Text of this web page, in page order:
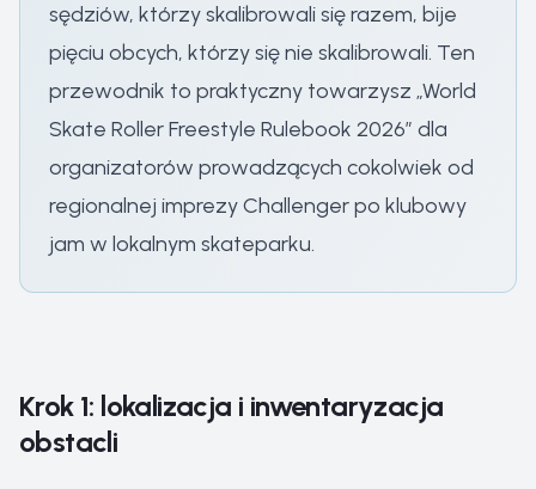
sędziów, którzy skalibrowali się razem, bije
pięciu obcych, którzy się nie skalibrowali. Ten
przewodnik to praktyczny towarzysz „World
Skate Roller Freestyle Rulebook 2026” dla
organizatorów prowadzących cokolwiek od
regionalnej imprezy Challenger po klubowy
jam w lokalnym skateparku.
Krok 1: lokalizacja i inwentaryzacja
obstacli